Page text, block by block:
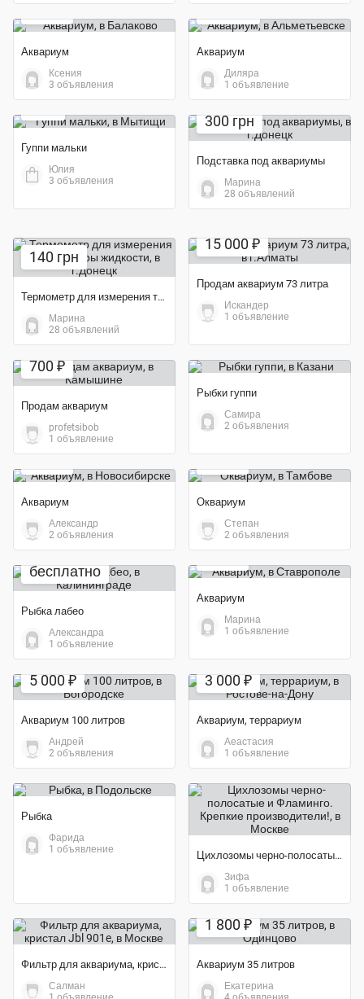
Аквариум
Ксения
3 объявления
Аквариум
Диляра
1 объявление
Экономия 57%
Гуппи мальки
Юлия
3 объявления
300 грн
Подставка под аквариумы
Марина
28 объявлений
140 грн
Термометр для измерения температуры жидкости
Марина
28 объявлений
15 000 ₽
Продам аквариум 73 литра
Искандер
1 объявление
700 ₽
Продам аквариум
profetsibob
1 объявление
Рыбки гуппи
Самира
2 объявления
Аквариум
Александр
2 объявления
Оквариум
Степан
2 объявления
бесплатно
Рыбка лабео
Александра
1 объявление
Аквариум
Марина
1 объявление
5 000 ₽
Аквариум 100 литров
Андрей
2 объявления
3 000 ₽
Аквариум, террариум
Аеастасия
1 объявление
Рыбка
Фарида
1 объявление
Цихлозомы черно-полосатые и Фламинго. Крепкие производители!
Зифа
1 объявление
Фильтр для аквариума, кристал Jbl 901e
Салман
1 800 ₽
Аквариум 35 литров
Екатерина
Экономия 75%